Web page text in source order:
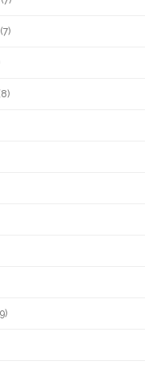
(7)